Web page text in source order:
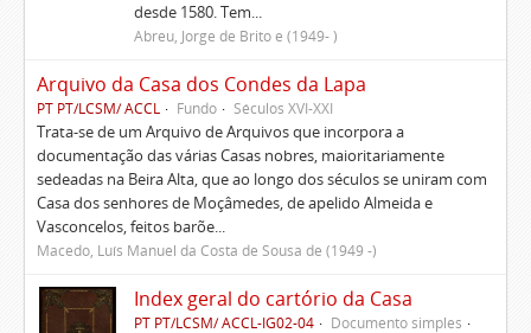
desde 1580. Tem...
Abreu, Jorge de Brito e (1949- )
Arquivo da Casa dos Condes da Lapa
PT PT/LCSM/ ACCL Fundo Séculos XVI-XXI
Trata-se de um Arquivo de Arquivos que incorpora a
documentação das várias Casas nobres, maioritariamente
sedeadas na Beira Alta, que ao longo dos séculos se uniram com
Casa dos senhores de Moçâmedes, de apelido Almeida e
Vasconcelos, feitos barõe...
Macedo, Luís Manuel da Costa de Sousa de (1949 -)
Index geral do cartório da Casa
PT PT/LCSM/ ACCL-IG02-04
Documento simples